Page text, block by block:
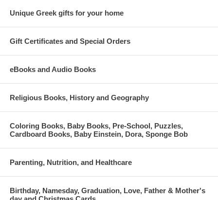
Unique Greek gifts for your home
Gift Certificates and Special Orders
eBooks and Audio Books
Religious Books, History and Geography
Coloring Books, Baby Books, Pre-School, Puzzles,
Cardboard Books, Baby Einstein, Dora, Sponge Bob
Parenting, Nutrition, and Healthcare
Birthday, Namesday, Graduation, Love, Father & Mother's